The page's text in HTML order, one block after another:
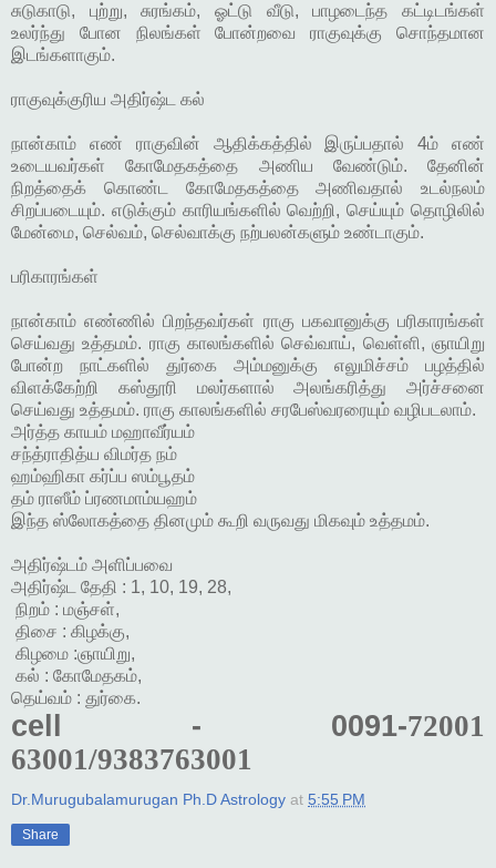
சுடுகாடு, புற்று, சுரங்கம், ஓட்டு வீடு, பாழடைந்த கட்டிடங்கள்
உலர்ந்து போன நிலங்கள் போன்றவை ராகுவுக்கு சொந்தமான
இடங்களாகும்.
ராகுவுக்குரிய அதிர்ஷ்ட கல்
நான்காம் எண் ராகுவின் ஆதிக்கத்தில் இருப்பதால் 4ம் எண்
உடையவர்கள் கோமேதகத்தை அணிய வேண்டும். தேனின்
நிறத்தைக் கொண்ட கோமேதகத்தை அணிவதால் உடல்நலம்
சிறப்படையும். எடுக்கும் காரியங்களில் வெற்றி, செய்யும் தொழிலில்
மேன்மை, செல்வம், செல்வாக்கு நற்பலன்களும் உண்டாகும்.
பரிகாரங்கள்
நான்காம் எண்ணில் பிறந்தவர்கள் ராகு பகவானுக்கு பரிகாரங்கள்
செய்வது உத்தமம். ராகு காலங்களில் செவ்வாய், வெள்ளி, ஞாயிறு
போன்ற நாட்களில் துர்கை அம்மனுக்கு எலுமிச்சம் பழத்தில்
விளக்கேற்றி கஸ்தூரி மலர்களால் அலங்கரித்து அர்ச்சனை
செய்வது உத்தமம். ராகு காலங்களில் சரபேஸ்வரரையும் வழிபடலாம்.
அர்த்த காயம் மஹாவீர்யம்
சந்த்ராதித்ய விமர்த நம்
ஹம்ஹிகா கர்ப்ப ஸம்பூதம்
தம் ராஸீம் ப்ரணமாம்யஹம்
இந்த ஸ்லோகத்தை தினமும் கூறி வருவது மிகவும் உத்தமம்.
அதிர்ஷ்டம் அளிப்பவை
அதிர்ஷ்ட தேதி : 1, 10, 19, 28,
நிறம் : மஞ்சள்,
திசை : கிழக்கு,
கிழமை :ஞாயிறு,
கல் : கோமேதகம்,
தெய்வம் : துர்கை.
cell - 0091-72001
63001/9383763001
Dr.Murugubalamurugan Ph.D Astrology at 5:55 PM
Share